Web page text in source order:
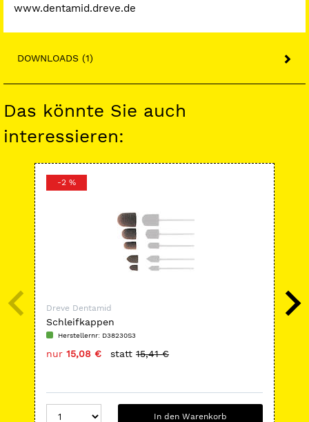
www.dentamid.dreve.de
DOWNLOADS (1)
Das könnte Sie auch
interessieren:
-2 %
Dreve Dentamid
Schleifkappen
Herstellernr: D38230S3
nur 15,08 € statt 15,41 €
In den Warenkorb